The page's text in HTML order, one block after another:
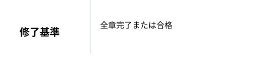
修了基準 全章完了または合格